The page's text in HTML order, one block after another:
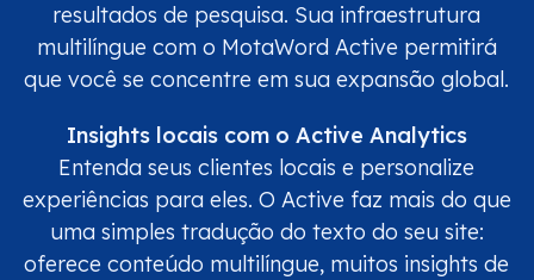
resultados de pesquisa. Sua infraestrutura
multilíngue com o MotaWord Active permitirá
que você se concentre em sua expansão global.
Insights locais com o Active Analytics
Entenda seus clientes locais e personalize
experiências para eles. O Active faz mais do que
uma simples tradução do texto do seu site:
oferece conteúdo multilíngue, muitos insights de